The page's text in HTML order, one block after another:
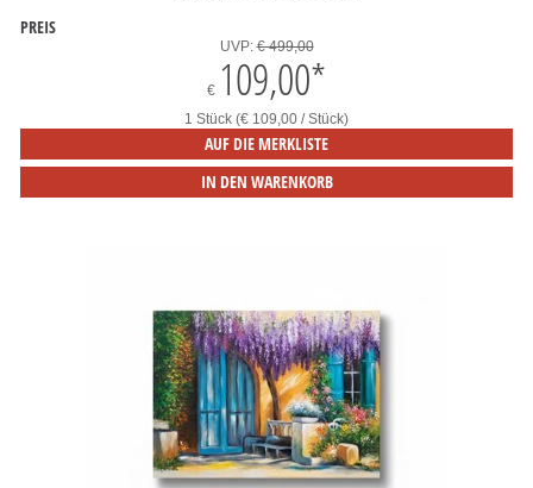
PREIS
UVP:€ 499,00
€ 109,00*
1 Stück (€ 109,00 / Stück)
AUF DIE MERKLISTE
IN DEN WARENKORB